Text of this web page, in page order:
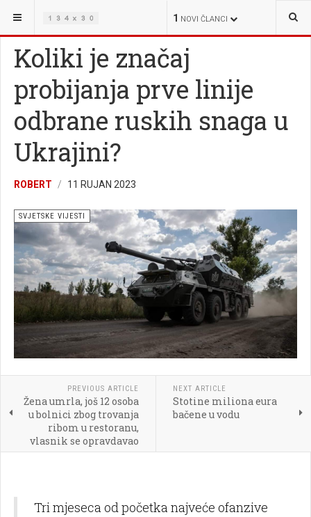
1 NOVI ČLANCI
NALAZITE SE OVDJE: SVJETSKE VIJESTI
Koliki je značaj
probijanja prve linije
odbrane ruskih snaga u
Ukrajini?
ROBERT 11 RUJAN 2023
SVJETSKE VIJESTI
PREVIOUS ARTICLE
Žena umrla, još 12 osoba
u bolnici zbog trovanja
ribom u restoranu,
vlasnik se opravdavao
NEXT ARTICLE
Stotine miliona eura
bačene u vodu
Tri mjeseca od početka najveće ofanzive